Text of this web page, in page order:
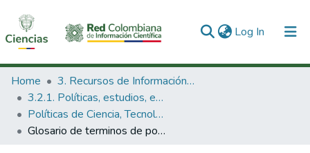
Log In (current)
Communities & Collections
All of DSpace
Statistics
Home
3. Recursos de Información Científica y Tecnológica
3.2.1. Políticas, estudios, evaluaciones e indicadores de CTeI
Políticas de Ciencia, Tecnología e Innovación
Glosario de terminos de política científica y tecnológica.